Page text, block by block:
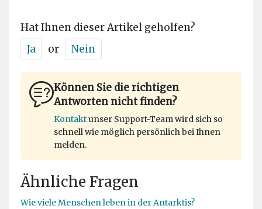
Hat Ihnen dieser Artikel geholfen?
Ja
or Nein
Können Sie die richtigen
Antworten nicht finden?
Kontaktunser Support-Team wird sich so
schnell wie möglich persönlich bei Ihnen
melden.
Ähnliche Fragen
Wie viele Menschen leben in der Antarktis?